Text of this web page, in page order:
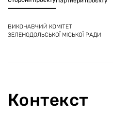
ВИКОНАВЧИЙ КОМІТЕТ
ЗЕЛЕНОДОЛЬСЬКОЇ МІСЬКОЇ РАДИ
Контекст